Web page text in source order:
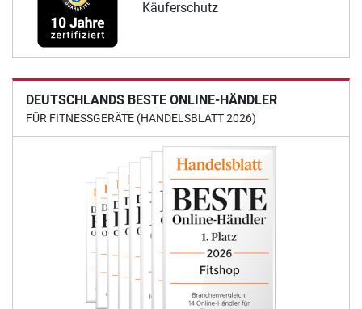
Käuferschutz
DEUTSCHLANDS BESTE ONLINE-HÄNDLER
FÜR FITNESSGERÄTE (HANDELSBLATT 2026)